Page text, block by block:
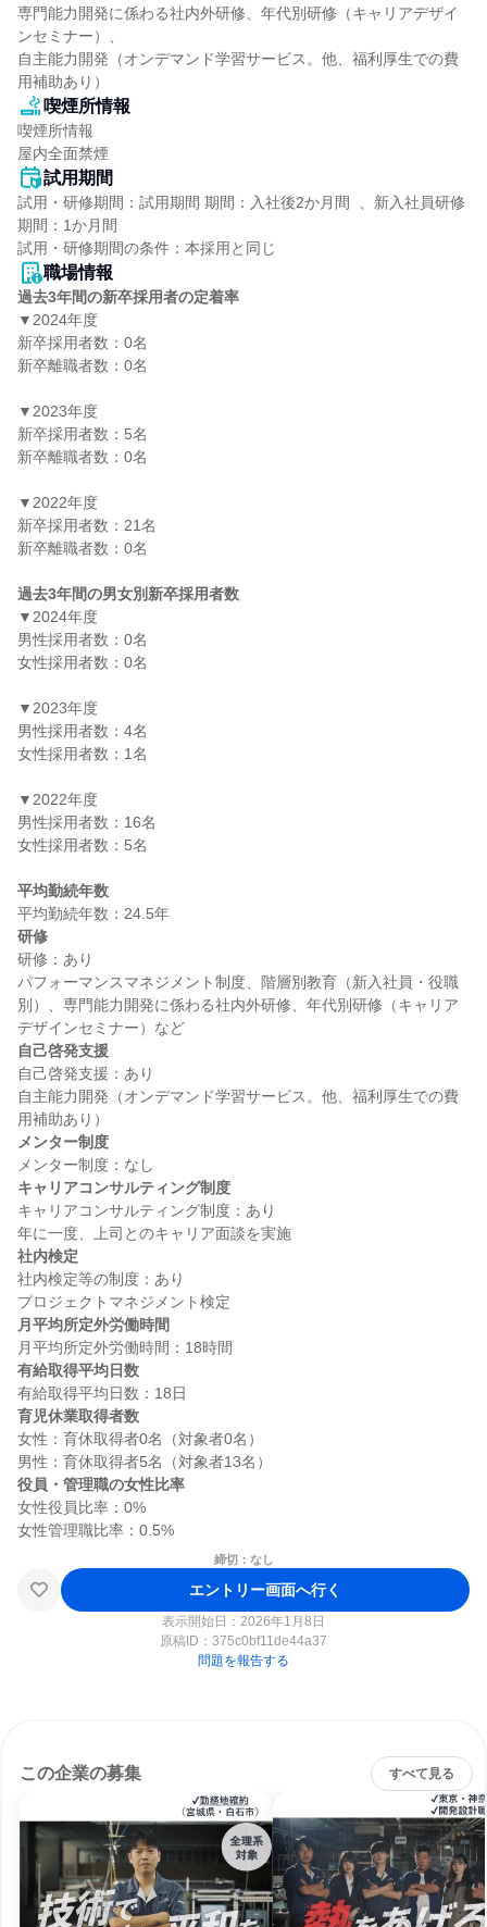
専門能力開発に係わる社内外研修、年代別研修（キャリアデザイ
ンセミナー）、
自主能力開発（オンデマンド学習サービス。他、福利厚生での費
用補助あり）
喫煙所情報
喫煙所情報
屋内全面禁煙
試用期間
試用・研修期間：試用期間 期間：入社後2か月間  、新入社員研修
期間：1か月間
職場情報
過去3年間の新卒採用者の定着率
▼2024年度
新卒採用者数：0名
新卒離職者数：0名
▼2023年度
新卒採用者数：5名
新卒離職者数：0名
▼2022年度
新卒採用者数：21名
新卒離職者数：0名
過去3年間の男女別新卒採用者数
▼2024年度
男性採用者数：0名
女性採用者数：0名
▼2023年度
男性採用者数：4名
女性採用者数：1名
▼2022年度
男性採用者数：16名
女性採用者数：5名
平均勤続年数
研修
研修：あり
パフォーマンスマネジメント制度、階層別教育（新入社員・役職
別）、専門能力開発に係わる社内外研修、年代別研修（キャリア
自己啓発支援
自己啓発支援：あり
自主能力開発（オンデマンド学習サービス。他、福利厚生での費
メンター制度
キャリアコンサルティング制度
キャリアコンサルティング制度：あり
社内検定
社内検定等の制度：あり
月平均所定外労働時間
有給取得平均日数
育児休業取得者数
女性：育休取得者0名（対象者0名）
役員・管理職の女性比率
女性役員比率：0%
締切：なし
エントリー画面へ行く
表示開始日：2026年1月8日
原稿ID： 375c0bf11de44a37
問題を報告する
この企業の募集 すべて見る